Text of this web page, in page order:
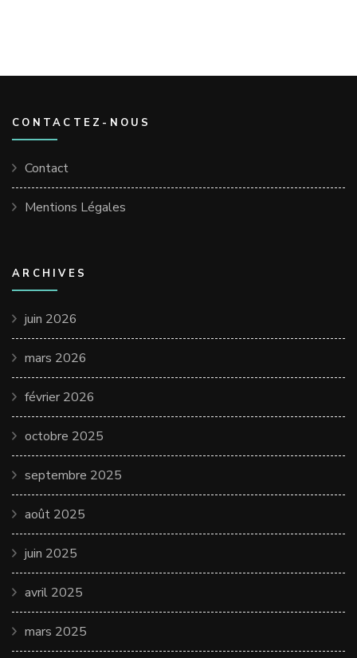
CONTACTEZ-NOUS
Contact
Mentions Légales
ARCHIVES
juin 2026
mars 2026
février 2026
octobre 2025
septembre 2025
août 2025
juin 2025
avril 2025
mars 2025